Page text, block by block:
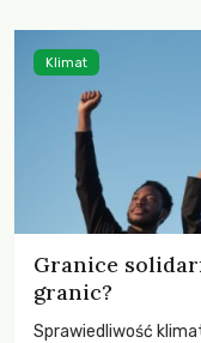
Granice
granic?
Sprawiedliwość
Klimat